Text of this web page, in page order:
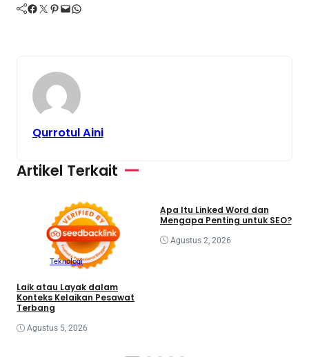
Facebook Twitter Pinterest Mail WhatsApp
Qurrotul Aini
Artikel Terkait
Teknologi
Laik atau Layak dalam
Konteks Kelaikan Pesawat
Terbang
Agustus 5, 2026
Apa Itu Linked Word dan
Mengapa Penting untuk SEO?
Agustus 2, 2026